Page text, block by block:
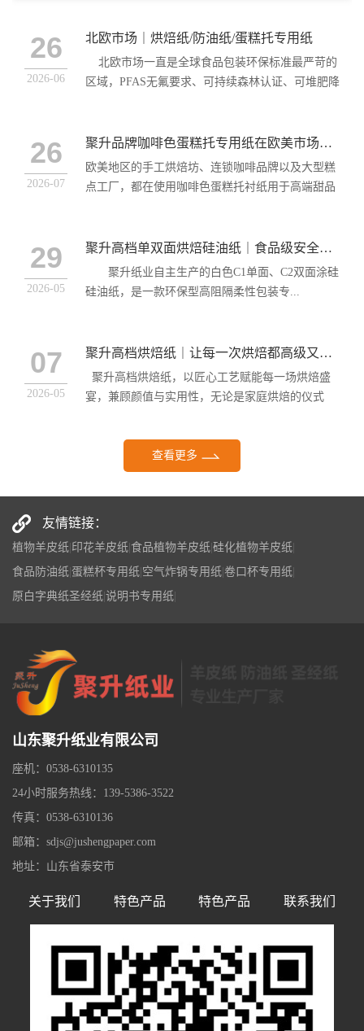
26
2026-06
北欧市场｜烘焙纸/防油纸/蛋糕托专用纸
北欧市场一直是全球食品包装环保标准最严苛的
区域，PFAS无氟要求、可持续森林认证、可堆肥降
26
2026-07
聚升品牌咖啡色蛋糕托专用纸在欧美市场广受好评 ！
欧美地区的手工烘焙坊、连锁咖啡品牌以及大型糕
点工厂，都在使用咖啡色蛋糕托衬纸用于高端甜品
29
2026-05
聚升高档单双面烘焙硅油纸｜食品级安全，守护健康烘焙生活
聚升纸业自主生产的白色C1单面、C2双面涂硅
硅油纸，是一款环保型高阻隔柔性包装专...
07
2026-05
聚升高档烘焙纸｜让每一次烘焙都高级又安心
聚升高档烘焙纸，以匠心工艺赋能每一场烘焙盛
宴，兼顾颜值与实用性，无论是家庭烘焙的仪式
查看更多
友情链接：
植物羊皮纸 印花羊皮纸 食品植物羊皮纸 硅化植物羊皮纸
食品防油纸 蛋糕杯专用纸 空气炸锅专用纸 卷口杯专用纸
原白字典纸圣经纸 说明书专用纸
山东聚升纸业有限公司
座机：0538-6310135
24小时服务热线：139-5386-3522
传真：0538-6310136
邮箱：sdjs@jushengpaper.com
地址：山东省泰安市
关于我们 特色产品 特色产品 联系我们